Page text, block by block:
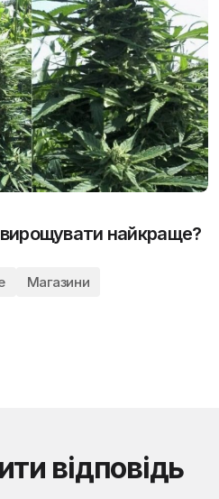
вирощувати найкраще?
Магазини
відповідь